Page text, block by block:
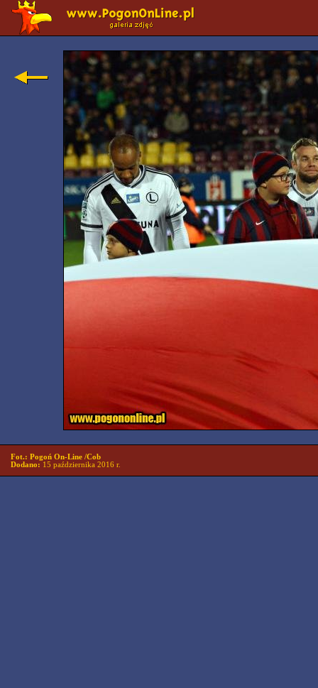
Fot.: Pogoń On-Line /Cob
Dodano: 15 października 2016 r.